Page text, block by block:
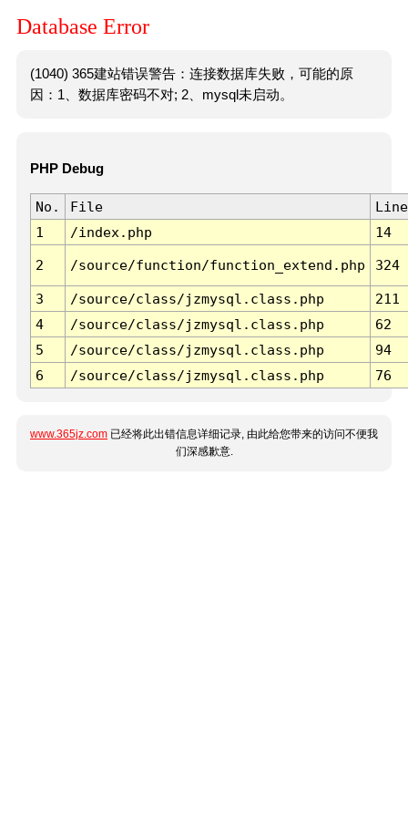
Database Error
(1040) 365建站错误警告：连接数据库失败，可能的原
因：1、数据库密码不对; 2、mysql未启动。
PHP Debug
No. File
Line
1
/index.php 14
2 /source/function/function_extend.php 324
3 /source/class/jzmysql.class.php
211
4
/source/class/jzmysql.class.php
62
5
/source/class/jzmysql.class.php
94
6
/source/class/jzmysql.class.php 76
www.365jz.com 已经将此出错信息详细记录, 由此给您带来的访问不便我
们深感歉意.